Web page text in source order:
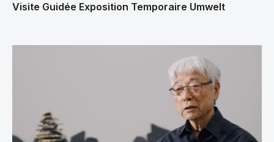
Visite Guidée Exposition Temporaire Umwelt